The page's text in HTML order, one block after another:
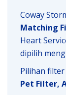
Coway
Matching
Heart
dipilih
Pilihan
Pet Filter,